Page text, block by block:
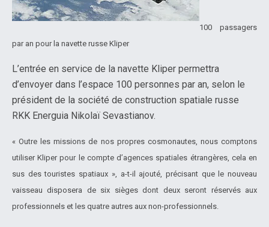
100 passagers
par an pour la navette russe Kliper
L’entrée en service de la navette Kliper permettra
d’envoyer dans l’espace 100 personnes par an, selon le
président de la société de construction spatiale russe
RKK Energuia Nikolaï Sevastianov.
« Outre les missions de nos propres cosmonautes, nous comptons
utiliser Kliper pour le compte d’agences spatiales étrangères, cela en
sus des touristes spatiaux », a-t-il ajouté, précisant que le nouveau
vaisseau disposera de six sièges dont deux seront réservés aux
professionnels et les quatre autres aux non-professionnels.